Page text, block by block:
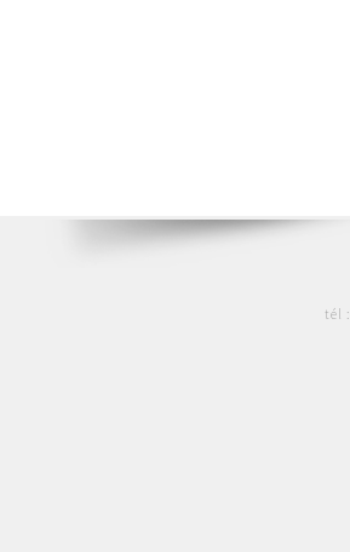
tél :